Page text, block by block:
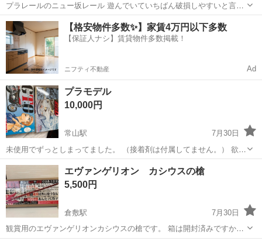
プラレールのニュー坂レール 遊んでいていちばん破損しやすいと言っ
ても過言ではない部品です。 予備や代替として必要な方いかがでしょ
うか？ 20260510時点で15本あります。 その他リクエスト(これありま
すか？)遠慮なく...
岡山 岡山市 大多羅駅 模型、プラモデル プラレール
【格安物件多数✨】家賃4万円以下多数
【保証人ナシ】賃貸物件多数掲載！
ニフティ不動産 Ad
プラモデル
10,000円
常山駅
7月30日
未使用でずっとしまってました。 （接着剤は付属してません。） 欲し
い方よろしくお願いいたします。 値下げ交渉ありです。
岡山 玉野市 常山駅 模型、プラモデル
エヴァンゲリオン カシウスの槍
5,500円
倉敷駅
7月30日
観賞用のエヴァンゲリオンカシウスの槍です。 箱は開封済みですか中